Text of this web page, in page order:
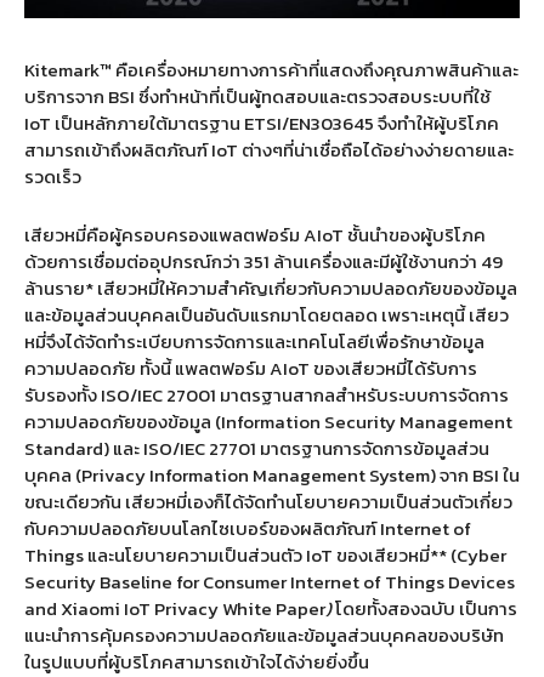
Kitemark™ คือเครื่องหมายทางการค้าที่แสดงถึงคุณภาพสินค้าและ
บริการจาก BSI ซึ่งทำหน้าที่เป็นผู้ทดสอบและตรวจสอบระบบที่ใช้
IoT เป็นหลักภายใต้มาตรฐาน ETSI/EN303645 จึงทำให้ผู้บริโภค
สามารถเข้าถึงผลิตภัณฑ์ IoT ต่างๆที่น่าเชื่อถือได้อย่างง่ายดายและ
รวดเร็ว
เสียวหมี่คือผู้ครอบครองแพลตฟอร์ม AIoT ชั้นนำของผู้บริโภค
ด้วยการเชื่อมต่ออุปกรณ์กว่า 351 ล้านเครื่องและมีผู้ใช้งานกว่า 49
ล้านราย* เสียวหมี่ให้ความสำคัญเกี่ยวกับความปลอดภัยของข้อมูล
และข้อมูลส่วนบุคคลเป็นอันดับแรกมาโดยตลอด เพราะเหตุนี้ เสียว
หมี่จึงได้จัดทำระเบียบการจัดการและเทคโนโลยีเพื่อรักษาข้อมูล
ความปลอดภัย ทั้งนี้ แพลตฟอร์ม AIoT ของเสียวหมี่ได้รับการ
รับรองทั้ง ISO/IEC 27001 มาตรฐานสากลสำหรับระบบการจัดการ
ความปลอดภัยของข้อมูล (Information Security Management
Standard) และ ISO/IEC 27701 มาตรฐานการจัดการข้อมูลส่วน
บุคคล (Privacy Information Management System) จาก BSI ใน
ขณะเดียวกัน เสียวหมี่เองก็ได้จัดทำนโยบายความเป็นส่วนตัวเกี่ยว
กับความปลอดภัยบนโลกไซเบอร์ของผลิตภัณฑ์ Internet of
Things และนโยบายความเป็นส่วนตัว IoT ของเสียวหมี่** (Cyber
Security Baseline for Consumer Internet of Things Devices
and Xiaomi IoT Privacy White Paper)โดยทั้งสองฉบับ เป็นการ
แนะนำการคุ้มครองความปลอดภัยและข้อมูลส่วนบุคคลของบริษัท
ในรูปแบบที่ผู้บริโภคสามารถเข้าใจได้ง่ายยิ่งขึ้น